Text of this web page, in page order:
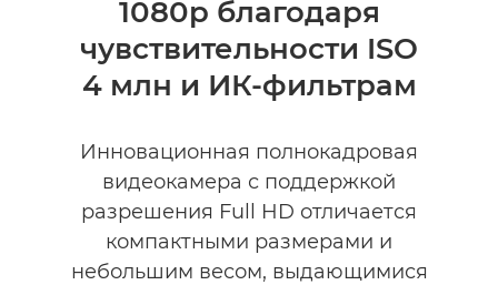
1080p благодаря
чувствительности ISO
4 млн и ИК-фильтрам
Инновационная полнокадровая
видеокамера с поддержкой
разрешения Full HD отличается
компактными размерами и
небольшим весом, выдающимися